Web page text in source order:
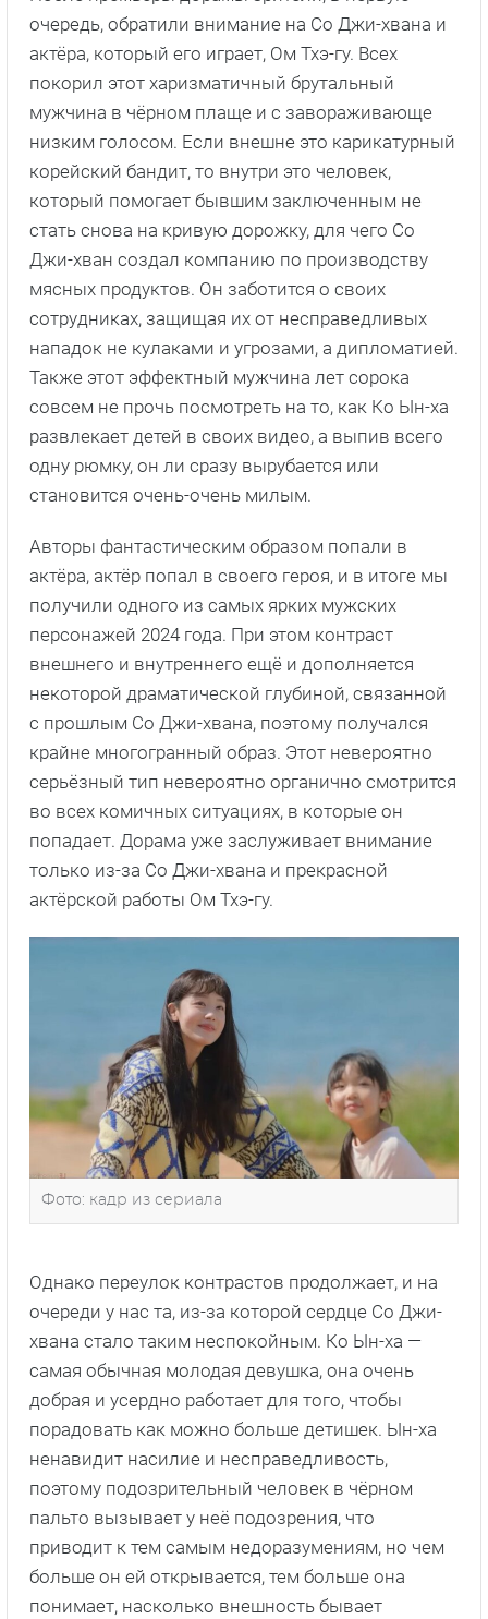
очередь, обратили внимание на Со Джи-хвана и
актёра, который его играет, Ом Тхэ-гу. Всех
покорил этот харизматичный брутальный
мужчина в чёрном плаще и с завораживающе
низким голосом. Если внешне это карикатурный
корейский бандит, то внутри это человек,
который помогает бывшим заключенным не
стать снова на кривую дорожку, для чего Со
Джи-хван создал компанию по производству
мясных продуктов. Он заботится о своих
сотрудниках, защищая их от несправедливых
нападок не кулаками и угрозами, а дипломатией.
Также этот эффектный мужчина лет сорока
совсем не прочь посмотреть на то, как Ко Ын-ха
развлекает детей в своих видео, а выпив всего
одну рюмку, он ли сразу вырубается или
становится очень-очень милым.
Авторы фантастическим образом попали в
актёра, актёр попал в своего героя, и в итоге мы
получили одного из самых ярких мужских
персонажей 2024 года. При этом контраст
внешнего и внутреннего ещё и дополняется
некоторой драматической глубиной, связанной
с прошлым Со Джи-хвана, поэтому получался
крайне многогранный образ. Этот невероятно
серьёзный тип невероятно органично смотрится
во всех комичных ситуациях, в которые он
попадает. Дорама уже заслуживает внимание
только из-за Со Джи-хвана и прекрасной
актёрской работы Ом Тхэ-гу.
Фото: кадр из сериала
Однако переулок контрастов продолжает, и на
очереди у нас та, из-за которой сердце Со Джи-
хвана стало таким неспокойным. Ко Ын-ха —
самая обычная молодая девушка, она очень
добрая и усердно работает для того, чтобы
порадовать как можно больше детишек. Ын-ха
ненавидит насилие и несправедливость,
поэтому подозрительный человек в чёрном
пальто вызывает у неё подозрения, что
приводит к тем самым недоразумениям, но чем
больше он ей открывается, тем больше она
понимает, насколько внешность бывает